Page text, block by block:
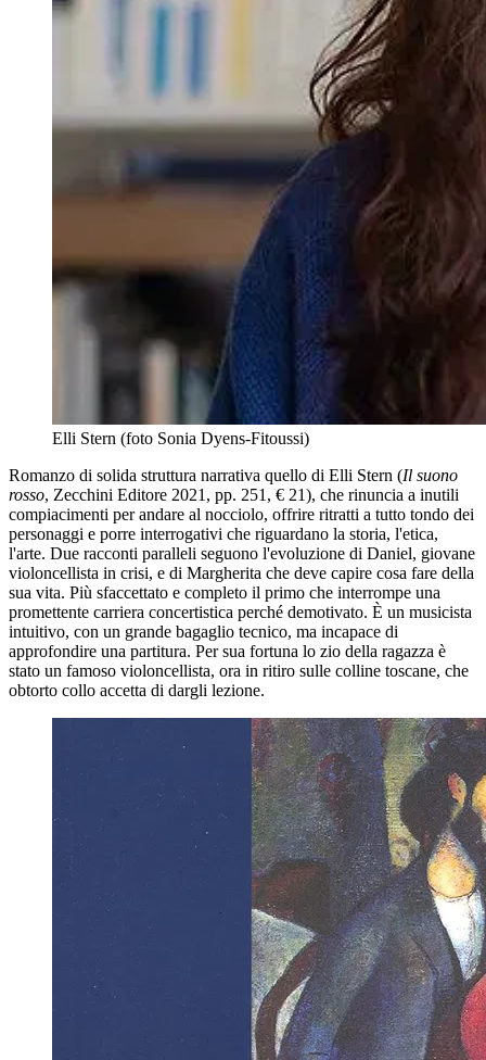
Elli Stern (foto Sonia Dyens-Fitoussi)
Romanzo di solida struttura narrativa quello di Elli Stern (Il suono
rosso, Zecchini Editore 2021, pp. 251, € 21), che rinuncia a inutili
compiacimenti per andare al nocciolo, offrire ritratti a tutto tondo dei
personaggi e porre interrogativi che riguardano la storia, l'etica,
l'arte. Due racconti paralleli seguono l'evoluzione di Daniel, giovane
violoncellista in crisi, e di Margherita che deve capire cosa fare della
sua vita. Più sfaccettato e completo il primo che interrompe una
promettente carriera concertistica perché demotivato. È un musicista
intuitivo, con un grande bagaglio tecnico, ma incapace di
approfondire una partitura. Per sua fortuna lo zio della ragazza è
stato un famoso violoncellista, ora in ritiro sulle colline toscane, che
obtorto collo accetta di dargli lezione.